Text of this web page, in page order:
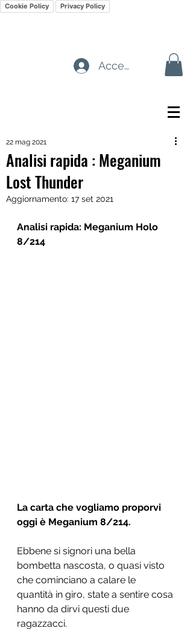
Cookie Policy Privacy Policy
Accedi
Analisi rapida : Meganium
Lost Thunder
22 mag 2021
Aggiornamento: 17 set 2021
Analisi rapida: Meganium Holo
8/214
La carta che vogliamo proporvi
oggi è Meganium 8/214.
Ebbene si signori una bella
bombetta nascosta, o quasi visto
che cominciano a calare le
quantità in giro, state a sentire cosa
hanno da dirvi questi due
ragazzacci.